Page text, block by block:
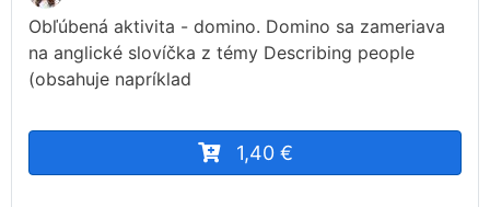
Obľúbená aktivita - domino. Domino sa zameriava
na anglické slovíčka z témy Describing people
(obsahuje napríklad
1,40 €